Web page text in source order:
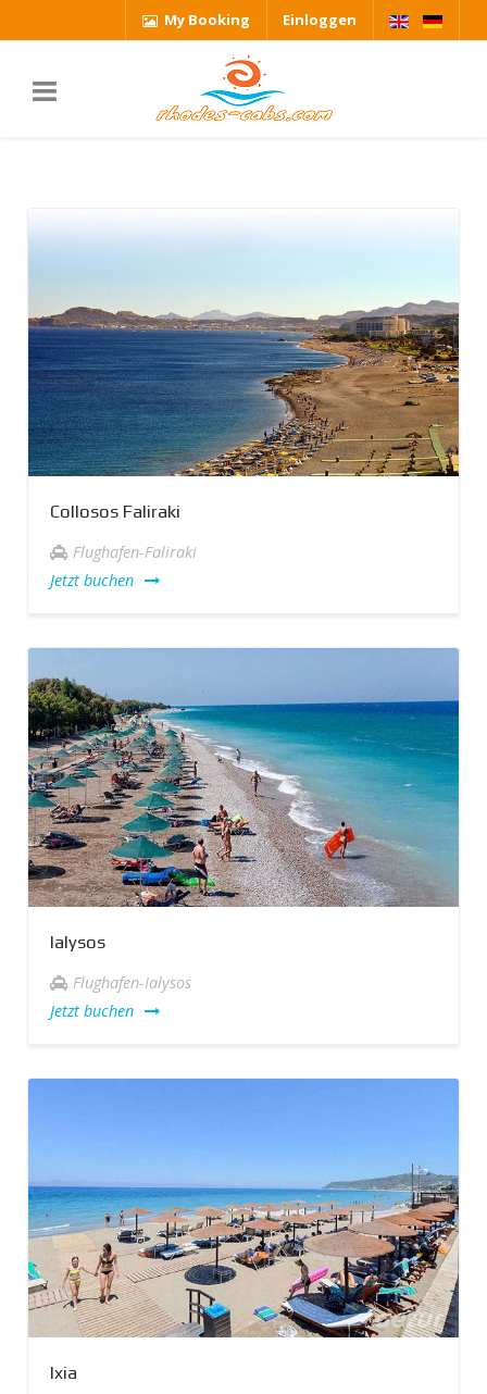
My Booking Einloggen
Collosos Faliraki
Flughafen-Faliraki
Jetzt buchen
Ialysos
Flughafen-Ialysos
Jetzt buchen
Ixia